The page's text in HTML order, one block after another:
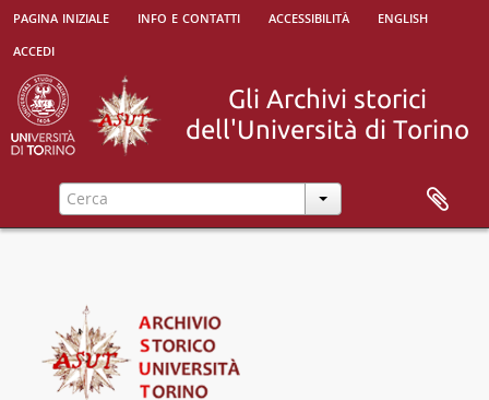
pagina iniziale info e contatti accessibilità
english
accedi